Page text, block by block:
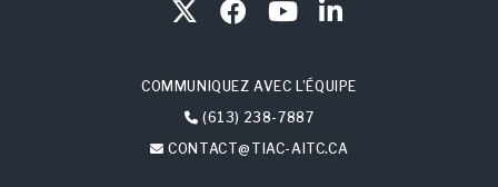
COMMUNIQUEZ AVEC L’ÉQUIPE
(613) 238-7887
CONTACT@TIAC-AITC.CA